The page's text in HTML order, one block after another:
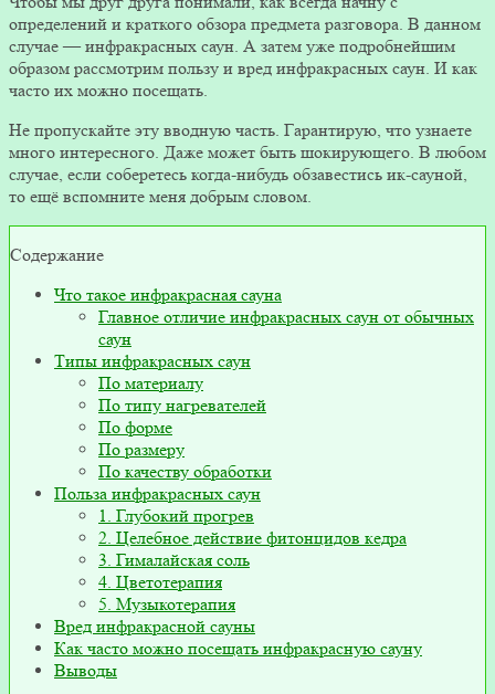
определений и краткого обзора предмета разговора. В данном
случае — инфракрасных саун. А затем уже подробнейшим
образом рассмотрим пользу и вред инфракрасных саун. И как
часто их можно посещать.
Не пропускайте эту вводную часть. Гарантирую, что узнаете
много интересного. Даже может быть шокирующего. В любом
случае, если соберетесь когда-нибудь обзавестись ик-сауной,
то ещё вспомните меня добрым словом.
Содержание
Что такое инфракрасная сауна
Главное отличие инфракрасных саун от обычных
саун
Типы инфракрасных саун
По материалу
По типу нагревателей
По форме
По размеру
По качеству обработки
Польза инфракрасных саун
1. Глубокий прогрев
2. Целебное действие фитонцидов кедра
3. Гималайская соль
4. Цветотерапия
5. Музыкотерапия
Вред инфракрасной сауны
Как часто можно посещать инфракрасную сауну
Выводы